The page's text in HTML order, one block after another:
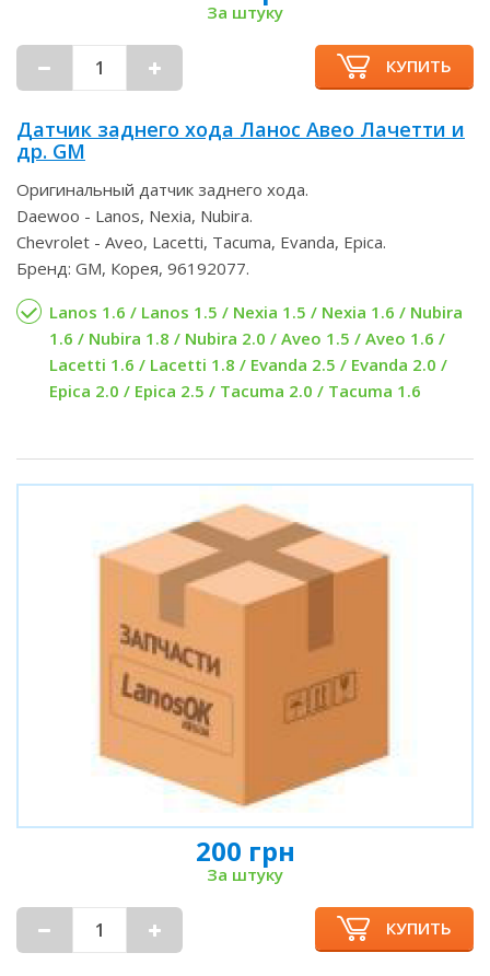
За штуку
КУПИТЬ
Датчик заднего хода Ланос Авео Лачетти и
др. GM
Оригинальный датчик заднего хода.
Daewoo - Lanos, Nexia, Nubira.
Chevrolet - Aveo, Lacetti, Tacuma, Evanda, Epica.
Бренд: GM, Корея, 96192077.
Lanos 1.6 / Lanos 1.5 / Nexia 1.5 / Nexia 1.6 / Nubira
1.6 / Nubira 1.8 / Nubira 2.0 / Aveo 1.5 / Aveo 1.6 /
Lacetti 1.6 / Lacetti 1.8 / Evanda 2.5 / Evanda 2.0 /
Epica 2.0 / Epica 2.5 / Tacuma 2.0 / Tacuma 1.6
200 грн
За штуку
КУПИТЬ